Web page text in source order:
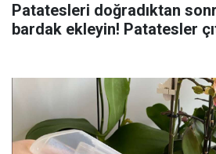
Patatesleri doğradıktan
bardak ekleyin! Patatesler